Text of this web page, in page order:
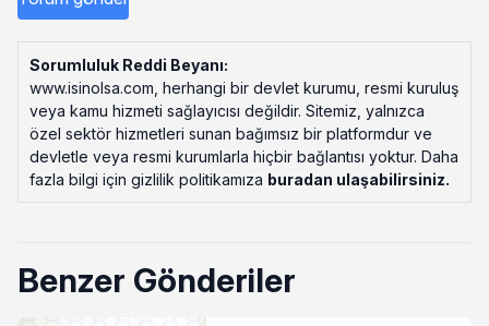
Sorumluluk Reddi Beyanı:
www.isinolsa.com, herhangi bir devlet kurumu, resmi kuruluş
veya kamu hizmeti sağlayıcısı değildir. Sitemiz, yalnızca
özel sektör hizmetleri sunan bağımsız bir platformdur ve
devletle veya resmi kurumlarla hiçbir bağlantısı yoktur. Daha
fazla bilgi için gizlilik politikamıza buradan ulaşabilirsiniz.
Benzer Gönderiler